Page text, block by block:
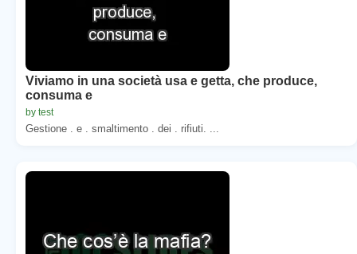
Viviamo in una società usa e getta, che produce,
consuma e
by test
Gestione . e . smaltimento . dei . rifiuti. ...